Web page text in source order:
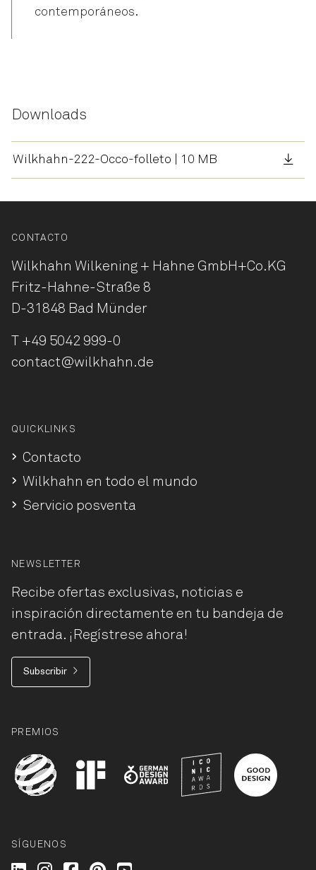
contemporáneos.
Downloads
Wilkhahn-222-Occo-folleto | 10 MB
CONTACTO
Wilkhahn Wilkening + Hahne GmbH+Co.KG
Fritz-Hahne-Straße 8
D-31848 Bad Münder
+49 5042 999-0
contact@wilkhahn.de
QUICKLINKS
Contacto
Wilkhahn en todo el mundo
Servicio posventa
NEWSLETTER
Recibe ofertas exclusivas, noticias e
inspiración directamente en tu bandeja de
entrada. ¡Regístrese ahora!
Subscribir
PREMIOS
SÍGUENOS